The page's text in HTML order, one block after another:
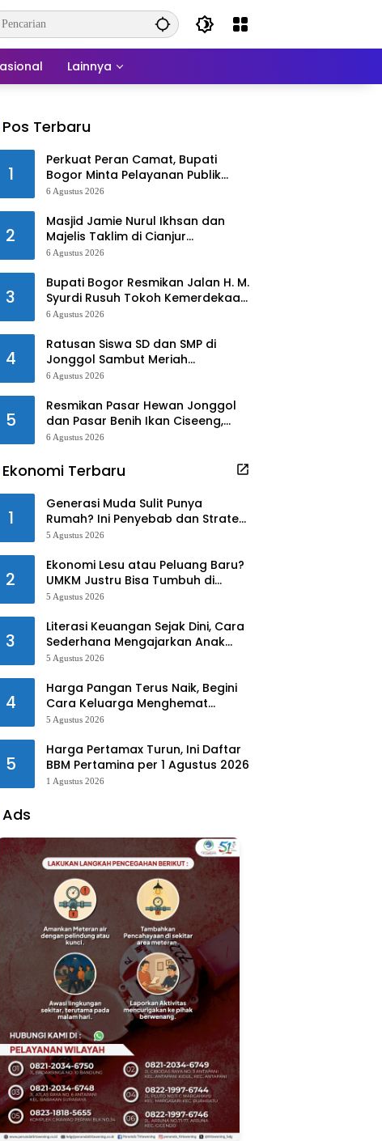
Lainnya
Pos Terbaru
1
Perkuat Peran Camat, Bupati
Bogor Minta Pelayanan Publik
Lebih Cepat dan Responsif
6 Agustus 2026
2
Masjid Jamie Nurul Ikhsan dan
Majelis Taklim di Cianjur
Kebakaran
6 Agustus 2026
3
Bupati Bogor Resmikan Jalan H. M.
Syurdi Rusuh Tokoh Kemerdekaan
Asal Jonggol
6 Agustus 2026
4
Ratusan Siswa SD dan SMP di
Jonggol Sambut Meriah
Kedatangan Bupati dan Wabup
6 Agustus 2026
5
Resmikan Pasar Hewan Jonggol
dan Pasar Benih Ikan Ciseeng,
Begini Kata Rudy-Jaro!!
6 Agustus 2026
Ekonomi Terbaru
1
Generasi Muda Sulit Punya
Rumah? Ini Penyebab dan Strategi
Mengatasinya
5 Agustus 2026
2
Ekonomi Lesu atau Peluang Baru?
UMKM Justru Bisa Tumbuh di
Tengah Ketidakpastian
5 Agustus 2026
3
Literasi Keuangan Sejak Dini, Cara
Sederhana Mengajarkan Anak
Mengelola Uang
5 Agustus 2026
4
Harga Pangan Terus Naik, Begini
Cara Keluarga Menghemat
Belanja
5 Agustus 2026
5
Harga Pertamax Turun, Ini Daftar
BBM Pertamina per 1 Agustus 2026
1 Agustus 2026
Ads